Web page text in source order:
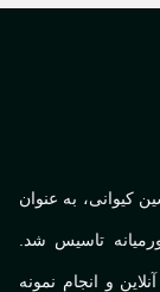
حسین کیوانی، به عنوان
تاسیس شد.
انجام نمونه